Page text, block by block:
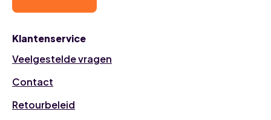
Klantenservice
Veelgestelde vragen
Contact
Retourbeleid